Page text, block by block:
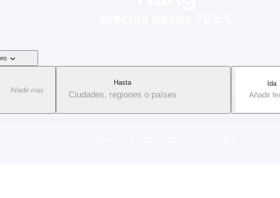
Añadir más
Hasta
Ciudades, regiones o países
Ida
Añadir